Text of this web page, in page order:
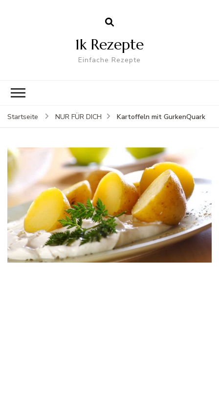
1k Rezepte
Einfache Rezepte
Startseite NUR FÜR DICH Kartoffeln mit GurkenQuark